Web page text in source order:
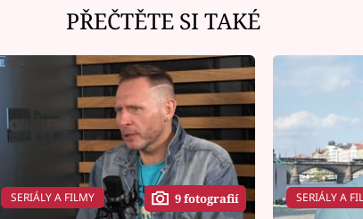
PŘEČTĚTE SI TAKÉ
SERIÁLY A FILMY 9 fotografií SERIÁLY A